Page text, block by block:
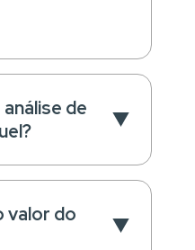
de
valor do